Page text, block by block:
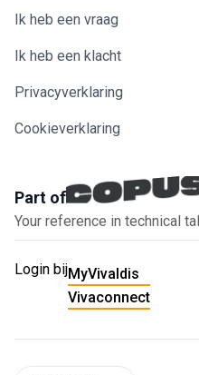
Ik heb een vraag
Ik heb een klacht
Privacyverklaring
Cookieverklaring
Part of
Your reference in technical
Login bijMyVivaldis
Vivaconnect